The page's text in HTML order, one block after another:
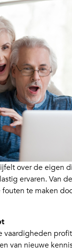
over de eigen
ervaren. Van
te maken
van nieuwe